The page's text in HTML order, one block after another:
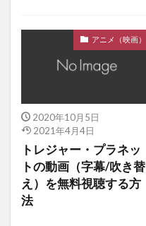
アニメ（映画）
2020年10月5日
2021年4月4日
トレジャー・プラネッ
トの動画（字幕/吹き替
え）を無料視聴する方
法